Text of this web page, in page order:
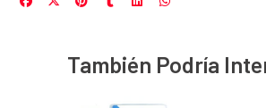
También Podría